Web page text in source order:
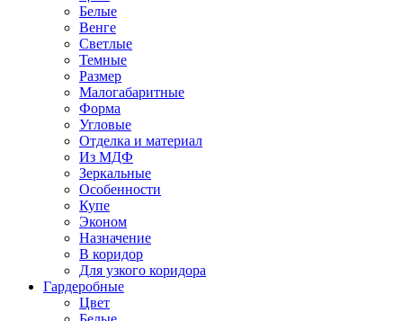
Белые
Венге
Светлые
Темные
Размер
Малогабаритные
Форма
Угловые
Отделка и материал
Из МДФ
Зеркальные
Особенности
Купе
Эконом
Назначение
В коридор
Для узкого коридора
Гардеробные
Цвет